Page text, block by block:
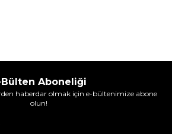
Bülten Aboneliği
haberdar olmak için e-bültenimize abone
olun!